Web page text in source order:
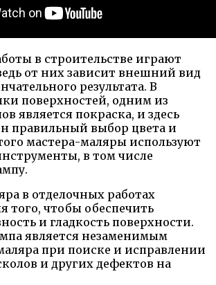
в строительстве играют
от них зависит внешний вид
результата. В
поверхностей, одним из
является покраска, и здесь
правильный выбор цвета и
мастера-маляры используют
в том числе
в отделочных работах
того, чтобы обеспечить
и гладкость поверхности.
является незаменимым
при поиске и исправлении
и других дефектов на